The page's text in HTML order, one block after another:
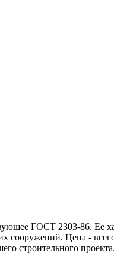
ГОСТ 2303-86. Ее
сооружений. Цена -
строительного проекта.